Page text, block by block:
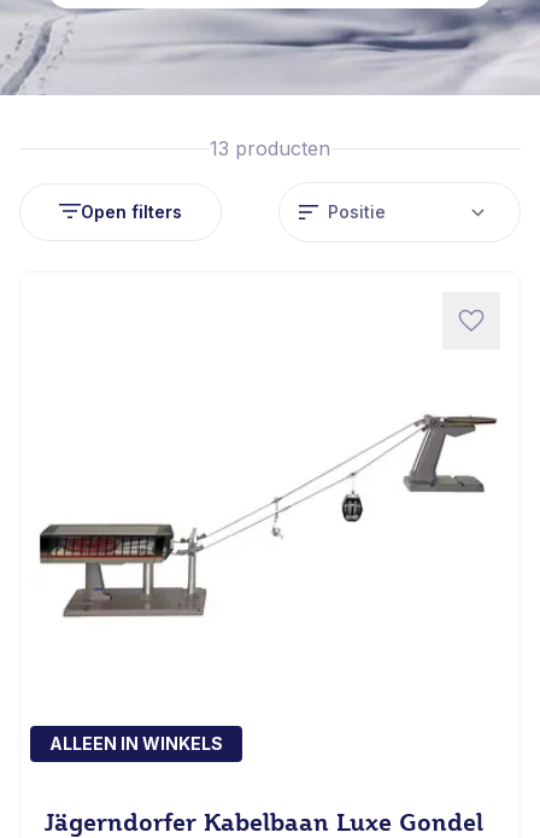
13 producten
Open filters
ALLEEN IN WINKELS
Jägerndorfer Kabelbaan Luxe Gondel